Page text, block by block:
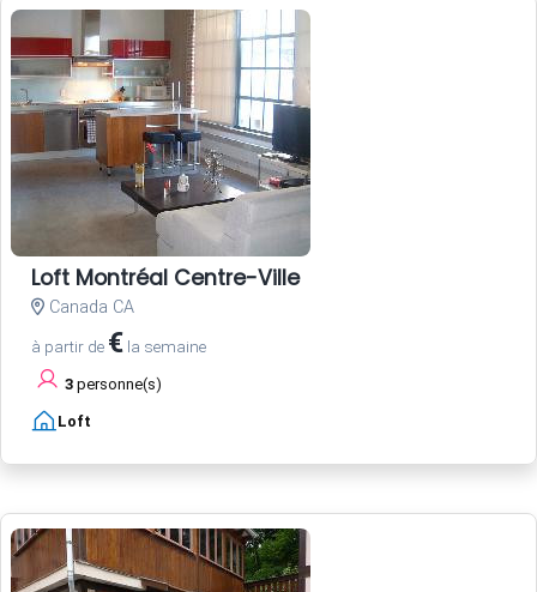
Loft Montréal Centre-Ville
Canada CA
à partir de € la semaine
3 personne(s)
Loft